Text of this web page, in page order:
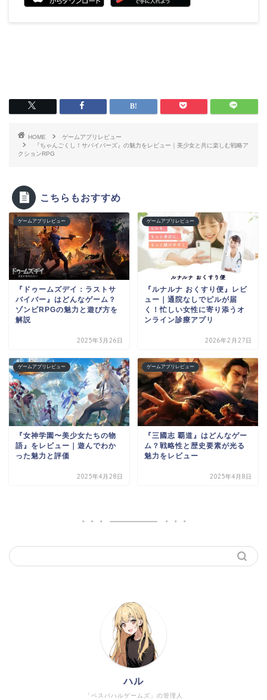
HOME
ゲームアプリレビュー
『ちゃんごくし！サバイバーズ』の魅力をレビュー｜美少女と共に楽しむ戦略ア
クションRPG
こちらもおすすめ
ゲームアプリレビュー
『ドゥームズデイ：ラストサ
バイバー』はどんなゲーム？
ゾンビRPGの魅力と遊び方を
解説
2025年3月26日
ゲームアプリレビュー
『ルナルナ おくすり便』レビ
ュー｜通院なしでピルが届
く！忙しい女性に寄り添うオ
ンライン診療アプリ
2026年2月27日
ゲームアプリレビュー
『女神学園〜美少女たちの物
語』をレビュー｜遊んでわか
った魅力と評価
2025年4月28日
ゲームアプリレビュー
『三國志 覇道』はどんなゲー
ム？戦略性と歴史要素が光る
魅力をレビュー
2025年4月8日
「ベスパハルゲームズ」の管理人
ハル